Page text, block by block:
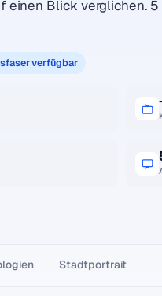
einen Blick verglichen.
verfügbar
Stadtportrait